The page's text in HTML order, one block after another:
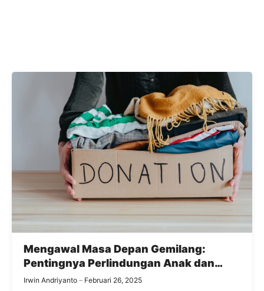
Mengawal Masa Depan Gemilang:
Pentingnya Perlindungan Anak dan
Nutrisi bagi Anak Indonesia
Irwin Andriyanto Februari 26, 2025